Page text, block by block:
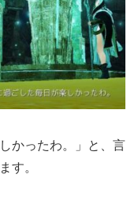
かったわ。」と、言
す。